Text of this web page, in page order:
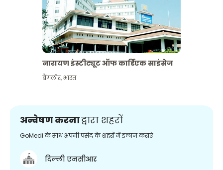
नारायण इंस्टीट्यूट ऑफ कार्डिएक साइंसेज
बैंगलोर,भारत
अन्वेषण करनाद्वारा शहरों
GoMedi के साथ अपनी पसंद के शहरों में इलाज कराएं
दिल्ली एनसीआर